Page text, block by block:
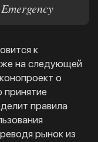
к
на следующей
о
принятие
правила
рынок из